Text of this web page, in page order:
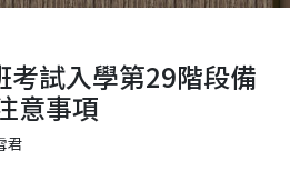
考試入學第29階段備
意事項
君